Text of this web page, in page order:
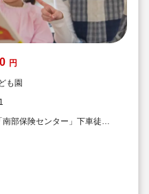
円
も園
南部保険センター」下車徒歩4